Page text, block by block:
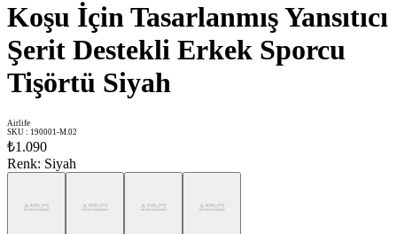
Koşu İçin Tasarlanmış Yansıtıcı
Şerit Destekli Erkek Sporcu
Tişörtü Siyah
Airlife
SKU : 190001-M.02
₺1.090
Renk: Siyah